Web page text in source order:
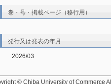
巻・号・掲載ページ（移行用）
発行又は発表の年月
2026/03